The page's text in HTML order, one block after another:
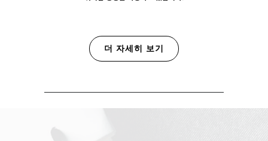
더 자세히 보기